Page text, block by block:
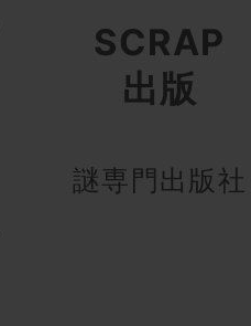
SCRAP
出版
謎専門出版社